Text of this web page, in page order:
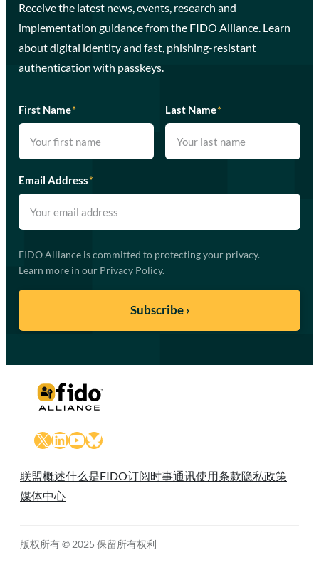
Receive the latest news, events, research and
implementation guidance from the FIDO Alliance. Learn
about digital identity and fast, phishing-resistant
authentication with passkeys.
First Name* Last Name*
Email Address*
FIDO Alliance is committed to protecting your privacy.
Learn more in our Privacy Policy.
X LinkedIn
YouTube
Bluesky
联盟概述什么是FIDO订阅时事通讯使用条款隐私政策
媒体中心
版权所有 © 2025 保留所有权利